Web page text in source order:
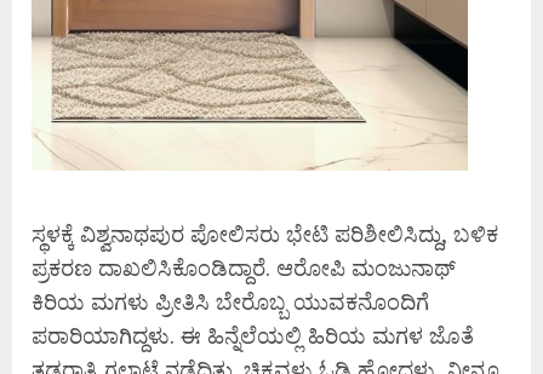
ಸ್ಥಳಕ್ಕೆ ವಿಶ್ವನಾಥಪುರ ಪೋಲಿಸರು ಭೇಟಿ ಪರಿಶೀಲಿಸಿದ್ದು, ಬಳಿಕ
ಪ್ರಕರಣ ದಾಖಲಿಸಿಕೊಂಡಿದ್ದಾರೆ. ಆರೋಪಿ ಮಂಜುನಾಥ್‌
ಕಿರಿಯ ಮಗಳು ಪ್ರೀತಿಸಿ ಬೇರೊಬ್ಬ ಯುವಕನೊಂದಿಗೆ
ಪರಾರಿಯಾಗಿದ್ದಳು. ಈ ಹಿನ್ನೆಲೆಯಲ್ಲಿ ಹಿರಿಯ ಮಗಳ ಜೊತೆ